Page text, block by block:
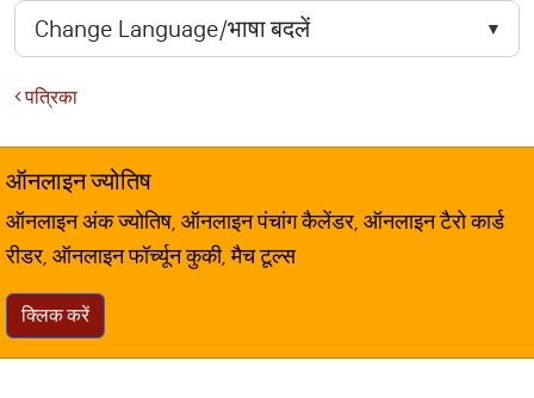
पत्रिका
ऑनलाइन ज्योतिष
ऑनलाइन अंक ज्योतिष, ऑनलाइन पंचांग कैलेंडर, ऑनलाइन टैरो कार्ड
रीडर, ऑनलाइन फॉर्च्यून कुकी, मैच टूल्स
क्लिक करें